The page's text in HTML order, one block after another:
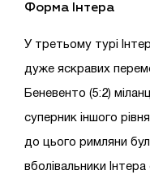
Форма Інтера
У третьому турі
дуже яскравих
Беневенто (5:2)
суперник іншого
до цього римляни
вболівальники